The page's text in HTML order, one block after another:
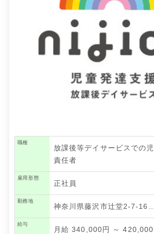
職種
放課後等デイサービスでの
責任者
雇用形態
正社員
勤務地
神奈川県藤沢市辻堂2-7-16…
給与
月給 340,000円 ～ 420,000